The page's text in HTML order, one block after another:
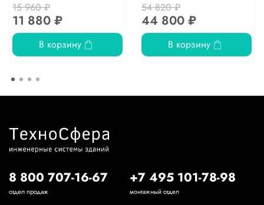
15 960 ₽
11 880 ₽
В корзину
54 820 ₽
44 800 ₽
В корзину
8 800 707-16-67
отдел продаж
+7 495 101-78-98
монтажный отдел